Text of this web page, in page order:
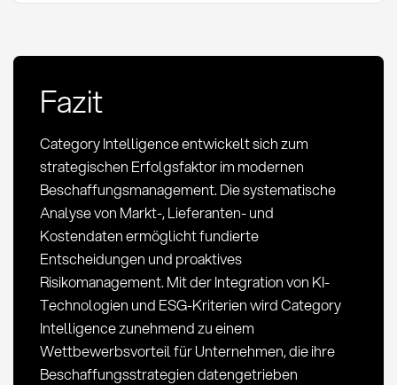
Fazit
Category Intelligence entwickelt sich zum
strategischen Erfolgsfaktor im modernen
Beschaffungsmanagement. Die systematische
Analyse von Markt-, Lieferanten- und
Kostendaten ermöglicht fundierte
Entscheidungen und proaktives
Risikomanagement. Mit der Integration von KI-
Technologien und ESG-Kriterien wird Category
Intelligence zunehmend zu einem
Wettbewerbsvorteil für Unternehmen, die ihre
Beschaffungsstrategien datengetrieben